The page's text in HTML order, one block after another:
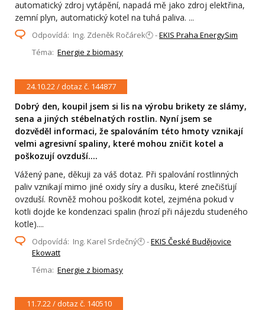
automatický zdroj vytápění, napadá mě jako zdroj elektřina,
zemní plyn, automatický kotel na tuhá paliva. ...
Odpovídá: Ing. Zdeněk Ročárek🕙 -EKIS Praha EnergySim
Téma: Energie z biomasy
24.10.22 / dotaz č. 144877
Dobrý den, koupil jsem si lis na výrobu brikety ze slámy,
sena a jiných stébelnatých rostlin. Nyní jsem se
dozvěděl informaci, že spalováním této hmoty vznikají
velmi agresivní spaliny, které mohou zničit kotel a
poškozují ovzduší....
Vážený pane, děkuji za váš dotaz. Při spalování rostlinných
paliv vznikají mimo jiné oxidy síry a dusíku, které znečišťují
ovzduší. Rovněž mohou poškodit kotel, zejména pokud v
kotli dojde ke kondenzaci spalin (hrozí při nájezdu studeného
kotle)....
Odpovídá: Ing. Karel Srdečný🕙 -EKIS České Budějovice
Ekowatt
Téma: Energie z biomasy
11.7.22 / dotaz č. 140510